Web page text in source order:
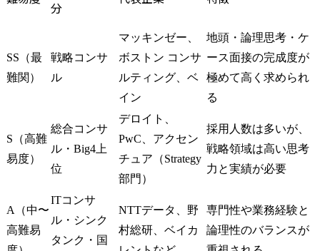
析を通じて、効果的な知
と維持を図ります。
・知的財産権の活用促進
て、各種プロジェクトへ
の支援と相談対応を実施
し、知財トラブルの未然
防止と適切な対応を行い
ます。
社内外の専門家との連携
により、リスク最小化と
事業継続性の確保を最優
先とした対応を実施しま
す。
分
SS（最
難関）
戦略コンサ
ル
マッキンゼー、
ボストン コンサ
ルティング、ベ
イン
地頭・論理思考・ケ
ース面接の完成度が
極めて高く求められ
る
S（高難
易度）
総合コンサ
ル・Big4上
位
デロイト、
PwC、アクセン
チュア（Strategy
部門）
採用人数は多いが、
戦略領域は高い思考
力と実績が必要
A（中〜
高難易
ITコンサ
ル・シンク
タンク・国
NTTデータ、野
村総研、ベイカ
専門性や業務経験と
論理性のバランスが